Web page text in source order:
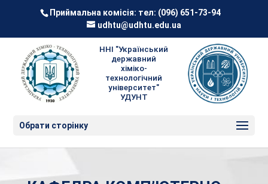
Приймальна комісія: тел: (096) 651-73-94
udhtu@udhtu.edu.ua
ННІ "Український
державний
хіміко-
технологічний
університет"
УДУНТ
Обрати сторінку